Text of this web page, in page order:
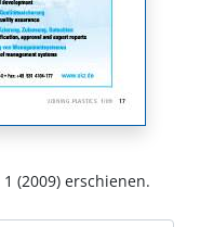
(2009) erschienen.